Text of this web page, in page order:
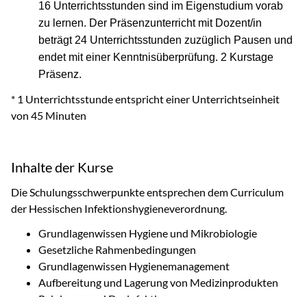
16 Unterrichtsstunden sind im Eigenstudium vorab
zu lernen. Der Präsenzunterricht mit Dozent/in
beträgt 24 Unterrichtsstunden zuzüglich Pausen und
endet mit einer Kenntnisüberprüfung. 2 Kurstage
Präsenz.
* 1 Unterrichtsstunde entspricht einer Unterrichtseinheit
von 45 Minuten
Inhalte der Kurse
Die Schulungsschwerpunkte entsprechen dem Curriculum
der Hessischen Infektionshygieneverordnung.
Grundlagenwissen Hygiene und Mikrobiologie
Gesetzliche Rahmenbedingungen
Grundlagenwissen Hygienemanagement
Aufbereitung und Lagerung von Medizinprodukten